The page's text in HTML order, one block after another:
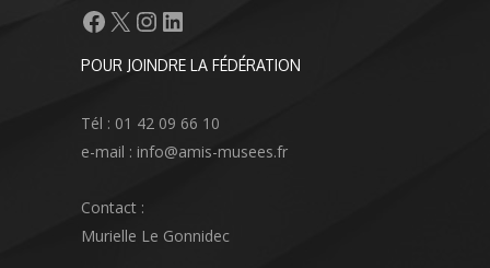
Facebook
X Instagram
LinkedIn
POUR JOINDRE LA FÉDÉRATION
Tél : 01 42 09 66 10
e-mail : info@amis-musees.fr
Contact :
Murielle Le Gonnidec